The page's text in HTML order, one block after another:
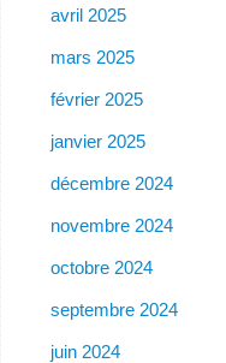
avril 2025
mars 2025
février 2025
janvier 2025
décembre 2024
novembre 2024
octobre 2024
septembre 2024
juin 2024